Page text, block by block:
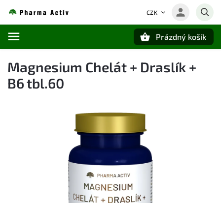
CZK
Prázdný košík
Magnesium Chelát + Draslík +
B6 tbl.60